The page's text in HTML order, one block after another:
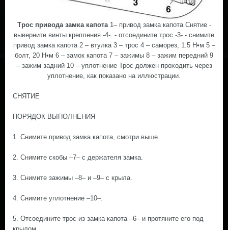
Трос привода замка капота1– привод замка капота Снятие -
выверните винты крепления -4-. - отсоедините трос -3- - снимите
привод замка капота 2 – втулка 3 – трос 4 – саморез, 1.5 Н•м 5 –
болт, 20 Н•м 6 – замок капота 7 – зажимы 8 – зажим передний 9
– зажим задний 10 – уплотнение Трос должен проходить через
уплотнение, как показано на иллюстрации.
СНЯТИЕ
ПОРЯДОК ВЫПОЛНЕНИЯ
1. Снимите привод замка капота, смотри выше.
2. Снимите скобы –7– с держателя замка.
3. Снимите зажимы –8– и –9– с крыла.
4. Снимите уплотнение –10–.
5. Отсоедините трос из замка капота –6– и протяните его под